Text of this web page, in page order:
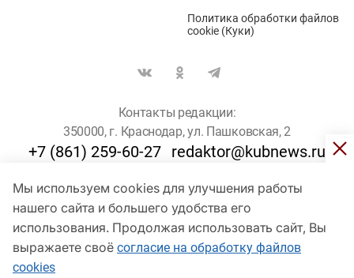
Мы используем cookies для улучшения работы
нашего сайта и большего удобства его
использования. Продолжая использовать сайт, Вы
выражаете своё согласие на обработку файлов
cookies
Политика обработки файлов
cookie (Куки)
Контакты редакции:
350000, г. Краснодар, ул. Пашковская, 2
+7 (861) 259-60-27 redaktor@kubnews.ru
Для пользователей старше 16 лет
© Кубанские Новости, 2017
Сетевое издание «kubnews» зарегистрировано Федеральной
службой по надзору в сфере связи, информационных технологий
и массовых коммуникаций (Роскомнадзор). Регистрационный